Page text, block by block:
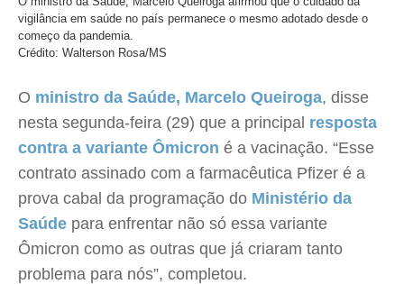
vigilância em saúde no país permanece o mesmo adotado desde o
começo da pandemia.
Crédito: Walterson Rosa/MS
O ministro da Saúde, Marcelo Queiroga, disse
nesta segunda-feira (29) que a principal resposta
contra a variante Ômicron é a vacinação. “Esse
contrato assinado com a farmacêutica Pfizer é a
prova cabal da programação do Ministério da
Saúde para enfrentar não só essa variante
Ômicron como as outras que já criaram tanto
problema para nós”, completou.